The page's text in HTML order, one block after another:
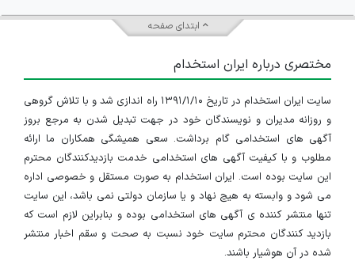
ابتدای صفحه
مختصری درباره ایران استخدام
سایت ایران استخدام در تاریخ ۱۳۹۱/۱/۱۰ راه اندازی شد و با تلاش گروهی
و روزانه مدیران و نویسندگان خود در جهت تبدیل شدن به مرجع بروز
آگهی های استخدامی گام برداشت. سعی همیشگی همکاران ما ارائه
مطلوب و با کیفیت آگهی های استخدامی خدمت بازدیدکنندگان محترم
این سایت بوده است. ایران استخدام به صورت مستقل و خصوصی اداره
می شود و وابسته به هیچ نهاد و یا سازمان دولتی نمی باشد، این سایت
تنها منتشر کننده ی آگهی های استخدامی بوده و بنابراین لازم است که
بازدید کنندگان محترم سایت خود نسبت به صحت و سقم اخبار منتشر
شده در آن هوشیار باشند.